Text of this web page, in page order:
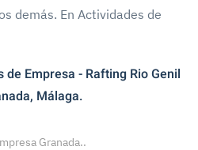
demás. En Actividades de
Empresa - Rafting Rio Genil
Málaga.
Granada..